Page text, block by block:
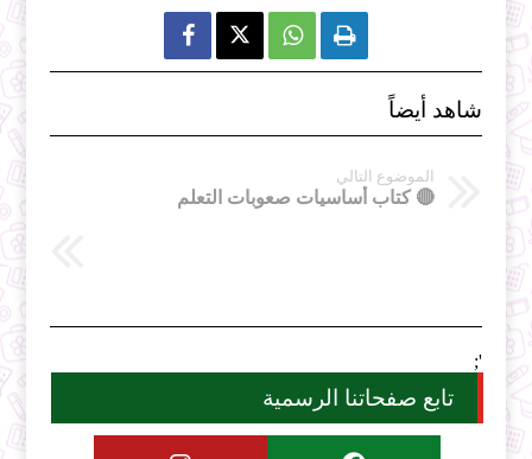
  
شاهد أيضاً
الموضوع التالي
🔴 كتاب أساسيات صعوبات التعلم
';
تابع صفحاتنا الرسمية